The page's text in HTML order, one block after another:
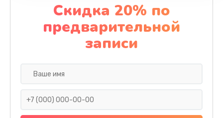
Скидка 20% по
предварительной
записи